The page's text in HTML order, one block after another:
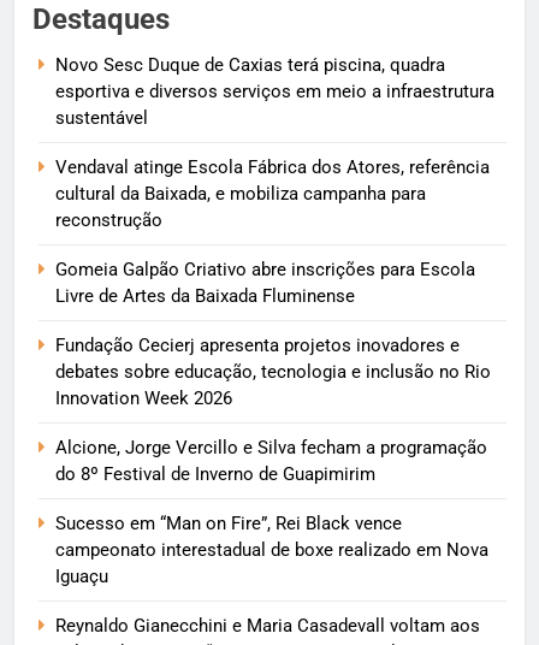
Destaques
Novo Sesc Duque de Caxias terá piscina, quadra
esportiva e diversos serviços em meio a infraestrutura
sustentável
Vendaval atinge Escola Fábrica dos Atores, referência
cultural da Baixada, e mobiliza campanha para
reconstrução
Gomeia Galpão Criativo abre inscrições para Escola
Livre de Artes da Baixada Fluminense
Fundação Cecierj apresenta projetos inovadores e
debates sobre educação, tecnologia e inclusão no Rio
Innovation Week 2026
Alcione, Jorge Vercillo e Silva fecham a programação
do 8º Festival de Inverno de Guapimirim
Sucesso em “Man on Fire”, Rei Black vence
campeonato interestadual de boxe realizado em Nova
Iguaçu
Reynaldo Gianecchini e Maria Casadevall voltam aos